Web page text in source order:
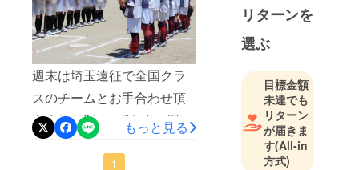
た！全国大会までに出来る
準備は抜かりなくやろう‼引
き続きご支援の方も宜しく
お願いします。
週末は埼玉遠征で全国クラ
スのチームとお手合わせ頂
きました‼おかげさまで課題
もたくさん見つかり、全員
が1つ上のステージを目指し
もっと見る
1
リターンを
選ぶ
目標金額
未達でも
リターン
が届きま
す(All-in
方式)